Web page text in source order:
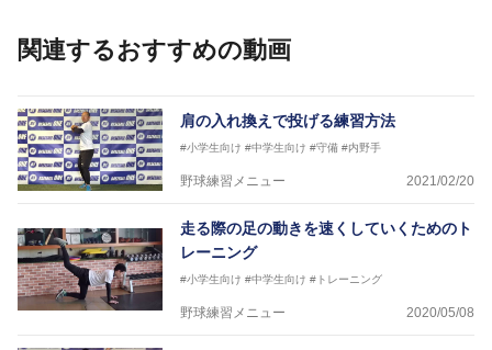
関連するおすすめの動画
肩の入れ換えで投げる練習方法
#小学生向け #中学生向け #守備 #内野手
野球練習メニュー 2021/02/20
走る際の足の動きを速くしていくためのト
レーニング
#小学生向け #中学生向け #トレーニング
野球練習メニュー 2020/05/08